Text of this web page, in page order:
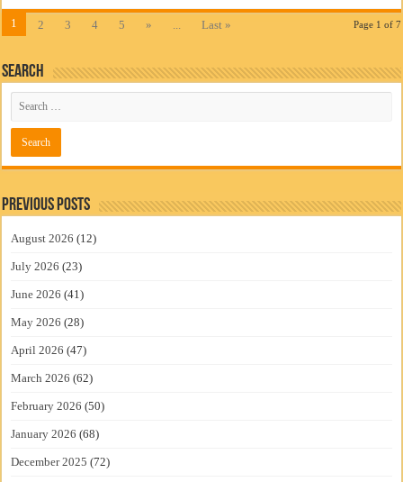
Page 1 of 7
1 2 3 4 5 » ... Last »
Search
Previous Posts
August 2026 (12)
July 2026 (23)
June 2026 (41)
May 2026 (28)
April 2026 (47)
March 2026 (62)
February 2026 (50)
January 2026 (68)
December 2025 (72)